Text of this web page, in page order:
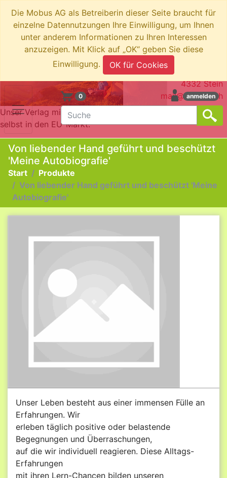
Die Mobus AG als Betreiberin dieser Seite braucht für
einzelne Datennutzungen Ihre Einwilligung, um Ihnen
unter anderem Informationen zu Ihren Interessen
anzuzeigen. Mit Klick auf „OK“ geben Sie diese
Einwilligung.
OK für Cookies
0 anmelden
swiboo.ch by Mobus AG
Brotkorbstrasse 3
4332 Stein
mail@swiboo.ch
Unser Verlag mit Schweizer Adresse bringt die Produkte
selbst in den EU-Markt.
Von liebender Hand geführt und beschützt
'Meine Autobiografie'
Start
Produkte
Von liebender Hand geführt und beschützt 'Meine
Autobiografie'
Unser Leben besteht aus einer immensen Fülle an
Erfahrungen. Wir
erleben täglich positive oder belastende
Begegnungen und Überraschungen,
auf die wir individuell reagieren. Diese Alltags-
Erfahrungen
mit ihren Lern-Chancen bilden unseren